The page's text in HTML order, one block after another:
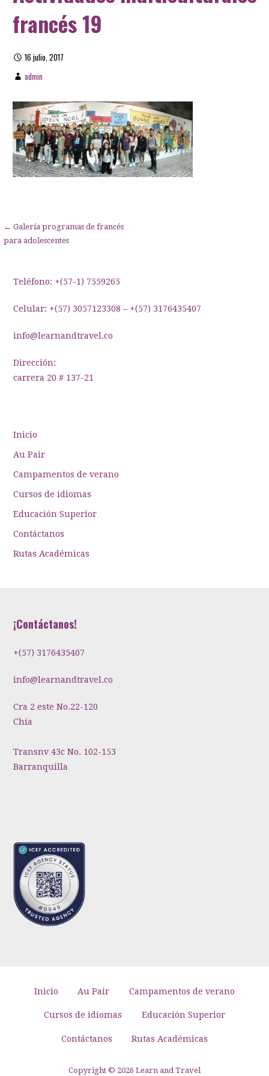
francés 19
16 julio, 2017
admin
Navegación
de
entradas
← Galería programas de francés
para adolescentes
Teléfono: +(57-1) 7559265
Celular: +(57) 3057123308 – +(57) 3176435407
info@learnandtravel.co
Dirección:
carrera 20 # 137-21
Inicio
Au Pair
Campamentos de verano
Cursos de idiomas
Educación Superior
Contáctanos
Rutas Académicas
¡Contáctanos!
+(57) 3176435407
info@learnandtravel.co
Cra 2 este No.22-120
Chía
Transnv 43c No. 102-153
Barranquilla
Inicio Au Pair Campamentos de verano
Cursos de idiomas Educación Superior
Contáctanos Rutas Académicas
Copyright © 2026 Learn and Travel